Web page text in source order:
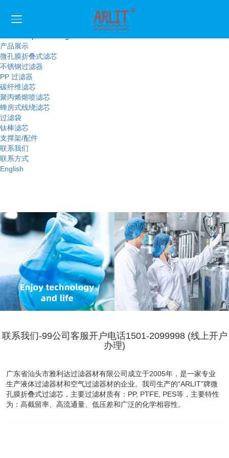
公司简介
企业简介
产品展示
微孔膜折叠式滤芯
不锈钢过滤器
PP 过滤器
碳纤维滤芯
聚丙烯熔喷滤芯
蜂房式线绕滤芯
过滤袋
钛棒滤芯
支撑架/配件
联系我们
联系方式
English
联系我们-99公司客服开户电话1501-2099998 (线上开户
办理)
广东省汕头市雅利达过滤器材有限公司成立于2005年，是一家专业
生产液体过滤器材和空气过滤器材的企业。我司生产的“ARLIT”牌微
孔膜折叠式过滤芯，主要过滤材质有：PP, PTFE, PES等，主要特性
为：高截留率、高流通量、低压差和广泛的化学相容性。